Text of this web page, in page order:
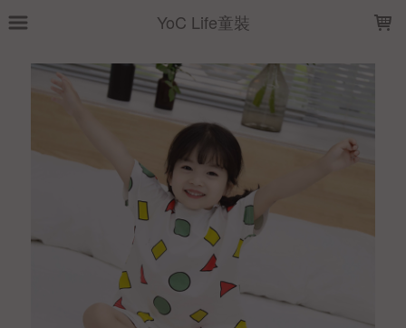
YoC Life童裝